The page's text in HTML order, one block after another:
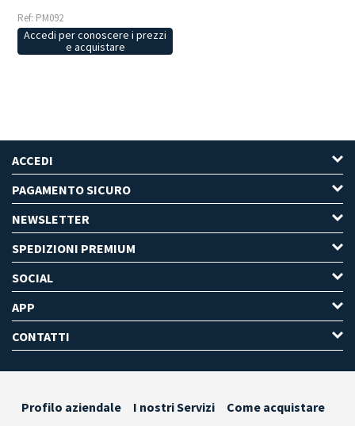
Ref: PM092
Accedi per conoscere i prezzi
e acquistare
ACCEDI
PAGAMENTO SICURO
NEWSLETTER
SPEDIZIONI PREMIUM
SOCIAL
APP
CONTATTI
Profilo aziendale I nostri Servizi
Come acquistare